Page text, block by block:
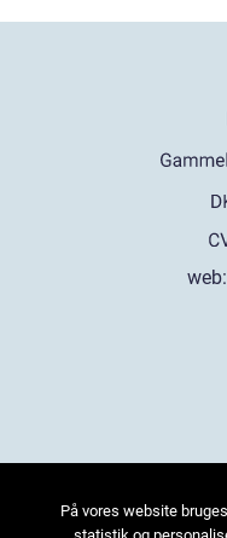
web:
På vores website